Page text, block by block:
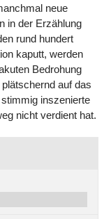
neue
in der Erzählung
rund hundert
kaputt, werden
Bedrohung
auf das
inszenierte
nicht verdient hat.